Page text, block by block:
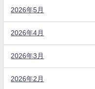
2026年5月
2026年4月
2026年3月
2026年2月